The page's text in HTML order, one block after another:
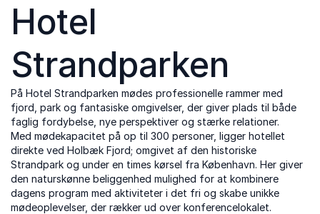
Hotel
Strandparken
På Hotel Strandparken mødes professionelle rammer med
fjord, park og fantasiske omgivelser, der giver plads til både
faglig fordybelse, nye perspektiver og stærke relationer.
Med mødekapacitet på op til 300 personer, ligger hotellet
direkte ved Holbæk Fjord; omgivet af den historiske
Strandpark og under en times kørsel fra København. Her giver
den naturskønne beliggenhed mulighed for at kombinere
dagens program med aktiviteter i det fri og skabe unikke
mødeoplevelser, der rækker ud over konferencelokalet.